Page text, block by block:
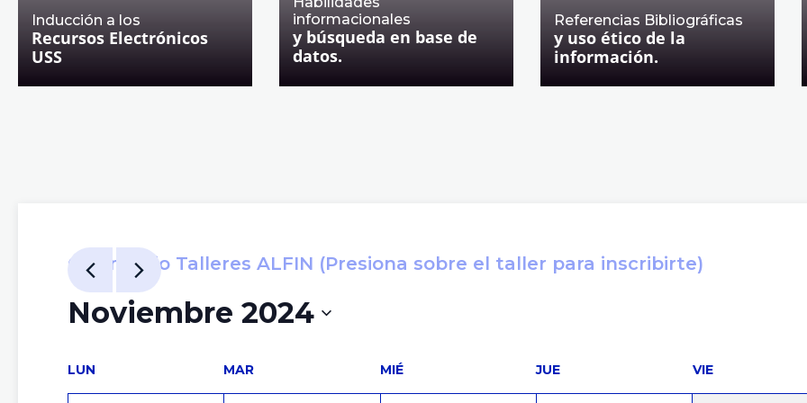
Inducción a los
Recursos Electrónicos
USS
informacionales
y búsqueda en base de
datos.
Referencias Bibliográficas
y uso ético de la
información.
Calendario Talleres ALFIN (Presiona sobre el taller para inscribirte)
Noviembre 2024
fecha.
Calendario
LUN MAR MIÉ JUE VIE